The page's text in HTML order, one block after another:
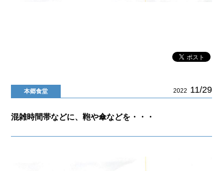
本郷食堂 2022 11/29
混雑時間帯などに、鞄や傘などを・・・